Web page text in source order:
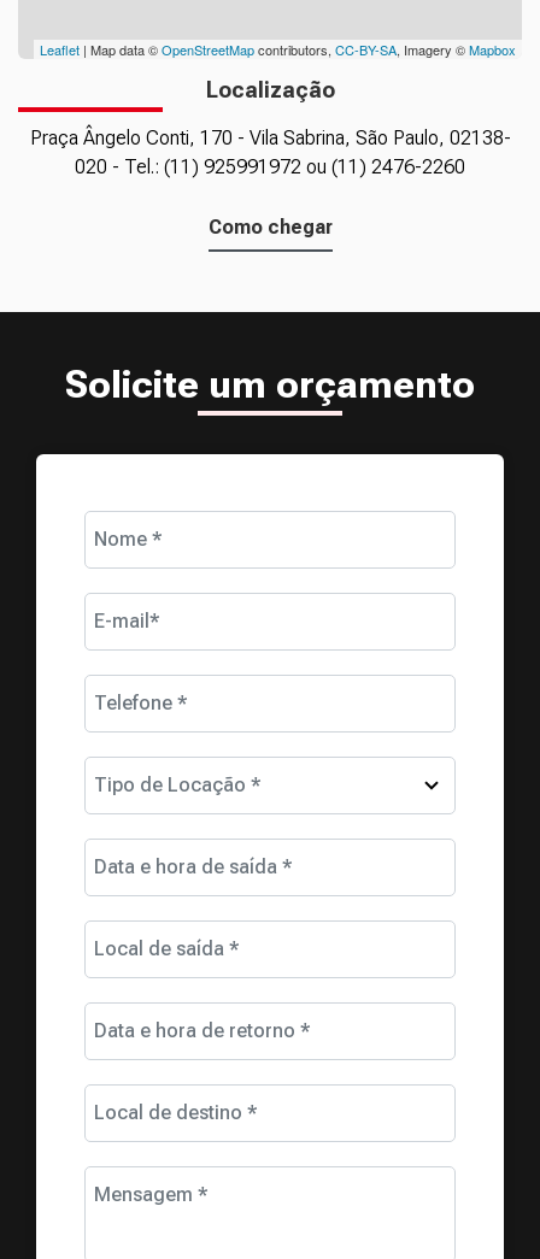
Leaflet | Map data ©OpenStreetMapcontributors, CC-BY-SA, Imagery ©Mapbox
Localização
Praça Ângelo Conti, 170 - Vila Sabrina, São Paulo, 02138-
020 - Tel.: (11) 925991972 ou (11) 2476-2260
Como chegar
Solicite um orçamento
Nome *
E-mail*
Telefone *
Tipo de Locação *
Data e hora de saída *
Local de saída *
Data e hora de retorno *
Local de destino *
Mensagem *